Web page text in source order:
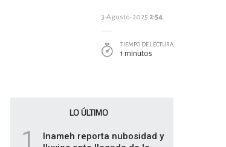
3-Agosto-2025 2:54
TIEMPO DE LECTURA
1 minutos
LO ÚLTIMO
1
Inameh reporta nubosidad y